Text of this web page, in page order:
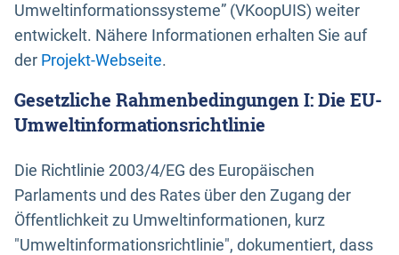
Umweltinformationssysteme” (VKoopUIS) weiter
entwickelt. Nähere Informationen erhalten Sie auf
der Projekt-Webseite.
Gesetzliche Rahmenbedingungen I: Die EU-
Umweltinformationsrichtlinie
Die Richtlinie 2003/4/EG des Europäischen
Parlaments und des Rates über den Zugang der
Öffentlichkeit zu Umweltinformationen, kurz
"Umweltinformationsrichtlinie", dokumentiert, dass